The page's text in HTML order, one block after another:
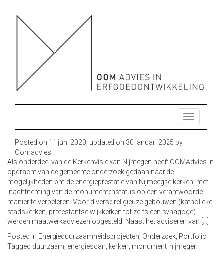
ONDERZOEK ENERGIE DUURZAAM MONUMENTEN
DUURZAAM MONUMENTEN
T
o
l
n
a
v
i
g
a
t
i
Posted on 11 juni 2020 , updated on 30 januari 2025 by
Oomadvies
Als onderdeel van de Kerkenvisie van Nijmegen heeft OOMAdvies in
opdracht van de gemeente onderzoek gedaan naar de
mogelijkheden om de energieprestatie van Nijmeegse kerken, met
inachtneming van de monumentenstatus op een verantwoorde
manier te verbeteren. Voor diverse religieuze gebouwen (katholieke
stadskerken, protestantse wijkkerken tot zelfs een synagoge)
werden maatwerkadviezen opgesteld. Naast het adviseren van […]
Posted in Energieduurzaamheidsprojecten Onderzoek Portfolio
Tagged duurzaam energiescan kerken monument nijmegen